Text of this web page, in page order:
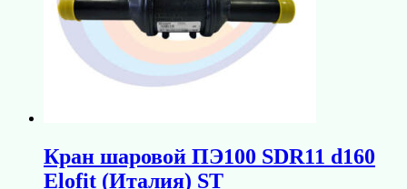
Кран шаровой ПЭ100 SDR11 d160
Elofit (Италия) ST